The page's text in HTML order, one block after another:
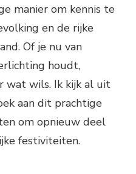
manier om kennis te
en de rijke
Of je nu van
houdt,
wat wils. Ik kijk al uit
aan dit prachtige
om opnieuw deel
festiviteiten.